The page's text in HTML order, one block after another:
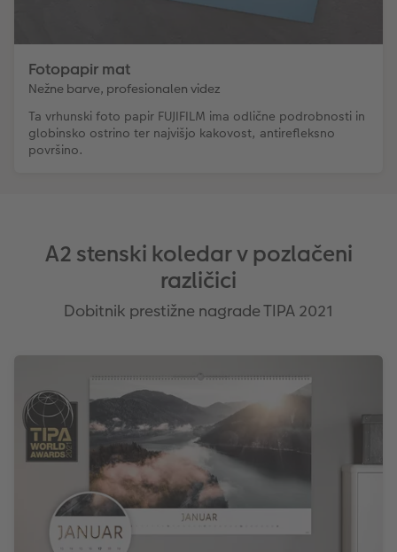
Fotopapir mat
Nežne barve, profesionalen videz
Ta vrhunski foto papir FUJIFILM ima odlične podrobnosti in
globinsko ostrino ter najvišjo kakovost, antirefleksno
površino.
A2 stenski koledar v pozlačeni
različici
Dobitnik prestižne nagrade TIPA 2021